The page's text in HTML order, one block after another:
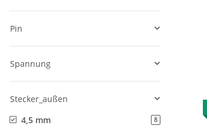
Pin
Spannung
Stecker_außen
4,5 mm
8